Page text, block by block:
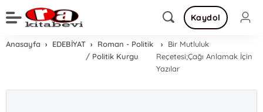
Kaydol
Anasayfa EDEBİYAT
Roman - Politik
/ Politik Kurgu
Bir Mutluluk
Reçetesi;Çağı Anlamak İçin
Yazılar